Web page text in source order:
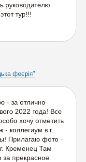
руководителю
тур!!!
феєрія"
- за отлично
2022 года! Все
хочу отметить
коллегиум в г.
Прилагаю фото -
Кременец Там
за прекрасное